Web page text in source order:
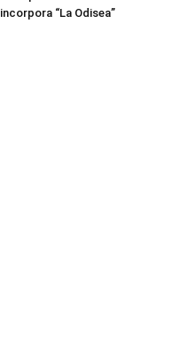
incorpora “La Odisea”